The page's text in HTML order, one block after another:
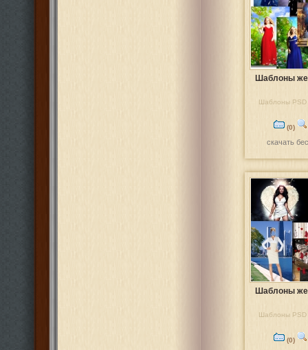
Шаблоны
Шаблоны PSD
(0)
скачать
Шаблоны
Шаблоны PSD
(0)